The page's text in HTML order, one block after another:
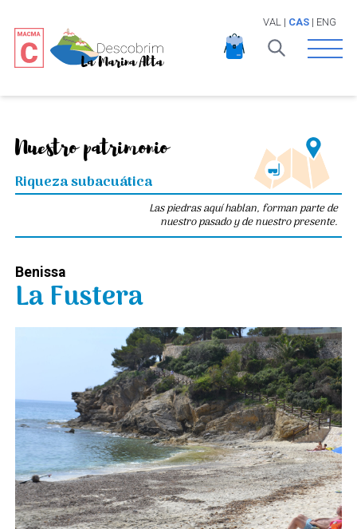
VAL | CAS| ENG
Open
Nuestro patrimonio
Riqueza subacuática
Las piedras aquí hablan, forman parte de
nuestro pasado y de nuestro presente.
Benissa
La Fustera